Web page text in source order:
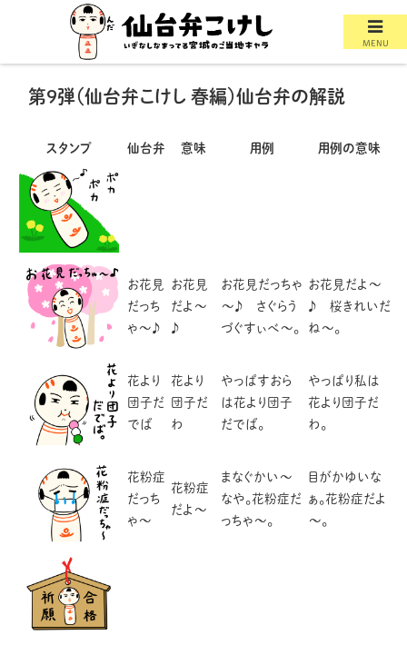
第９弾（仙台弁こけし 春編）仙台弁の解説
スタンプ 仙台弁 意味 用例 用例の意味
お花見
だっち
ゃ～♪
お花見
だよ～
♪
お花見だっちゃ
～♪ さぐらう
づぐすぃべ～。
お花見だよ～
♪ 桜きれいだ
ね～。
花より
団子だ
でば
花より
団子だ
わ
やっぱすおら
は花より団子
だでば。
やっぱり私は
花より団子だ
わ。
花粉症
だっち
ゃ～
花粉症
だよ～
まなぐかい～
なや。花粉症だ
っちゃ～。
目がかゆいな
ぁ。花粉症だよ
～。
MENU